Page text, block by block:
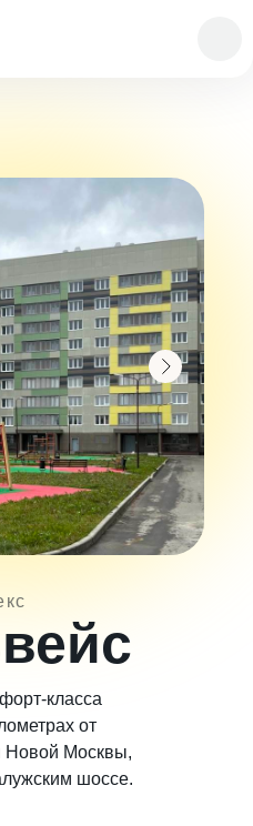
класса
от
Новой Москвы,
шоссе.